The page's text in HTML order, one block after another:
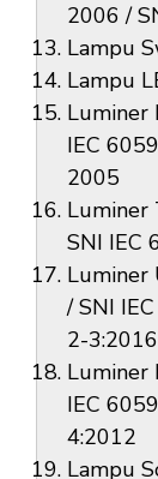
2006 /
Lampu
Lampu
Luminer
IEC
2005
Luminer
SNI IEC
Luminer
/ SNI
2-3:2016
Luminer
IEC
4:2012
Lampu